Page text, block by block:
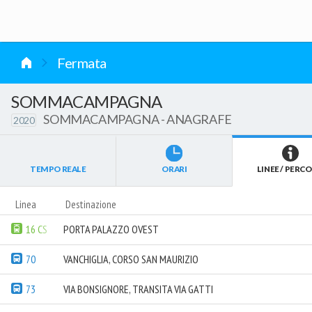
Fermata
SOMMACAMPAGNA
2020 SOMMACAMPAGNA - ANAGRAFE
TEMPO REALE ORARI LINEE /
Linea Destinazione
16 CS PORTA PALAZZO OVEST
70 VANCHIGLIA, CORSO SAN MAURIZIO
73 VIA BONSIGNORE, TRANSITA VIA GATTI